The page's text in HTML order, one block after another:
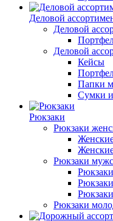
Деловой
Деловой
Деловой
Кейсы
Папки
Сумки и
Рюкзаки
Рюкзаки
Рюкзаки
Рюкзаки